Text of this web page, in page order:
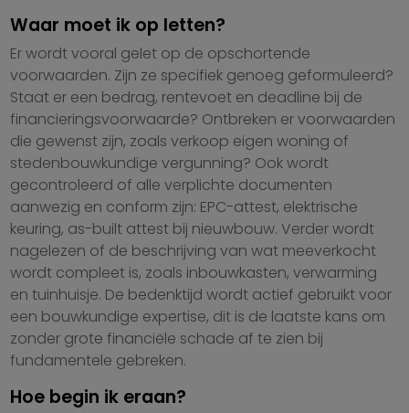
Waar moet ik op letten?
Er wordt vooral gelet op de opschortende
voorwaarden. Zijn ze specifiek genoeg geformuleerd?
Staat er een bedrag, rentevoet en deadline bij de
financieringsvoorwaarde? Ontbreken er voorwaarden
die gewenst zijn, zoals verkoop eigen woning of
stedenbouwkundige vergunning? Ook wordt
gecontroleerd of alle verplichte documenten
aanwezig en conform zijn: EPC-attest, elektrische
keuring, as-built attest bij nieuwbouw. Verder wordt
nagelezen of de beschrijving van wat meeverkocht
wordt compleet is, zoals inbouwkasten, verwarming
en tuinhuisje. De bedenktijd wordt actief gebruikt voor
een bouwkundige expertise, dit is de laatste kans om
zonder grote financiële schade af te zien bij
fundamentele gebreken.
Hoe begin ik eraan?